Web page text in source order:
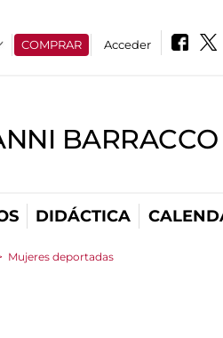
COMPRAR Acceder
BARRACCO
DIDÁCTICA
Mujeres deportadas